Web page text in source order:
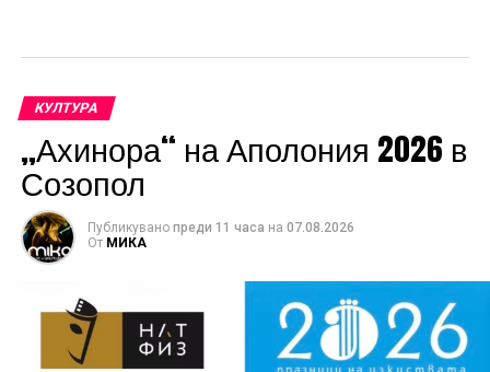
КУЛТУРА
„Ахинора“ на Аполония 2026 в
Созопол
Публикувано преди 11 часа на 07.08.2026
От МИКА